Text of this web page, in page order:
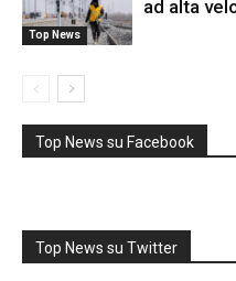
Top News
ad alta
Top News su Facebook
Top News su Twitter